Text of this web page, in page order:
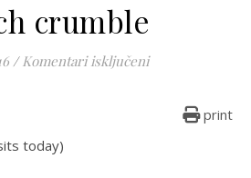
crumble
/ Komentari isključeniza Peach
print
today)